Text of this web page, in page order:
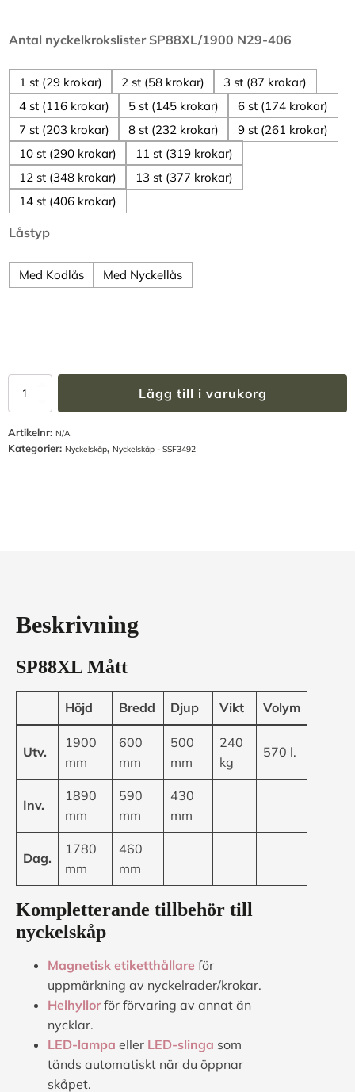
Antal nyckelkrokslister SP88XL/1900 N29-406
1 st (29 krokar) 2 st (58 krokar)
3 st (87 krokar)
4 st (116 krokar)
5 st (145 krokar)
6 st (174 krokar)
7 st (203 krokar)
8 st (232 krokar)
9 st (261 krokar)
10 st (290 krokar)
11 st (319 krokar)
12 st (348 krokar)
13 st (377 krokar)
14 st (406 krokar)
Låstyp
Med Kodlås Med Nyckellås
Nyckelskåp
406
-
Lägg till i varukorg
Artikelnr: N/A
Kategorier: Nyckelskåp, Nyckelskåp - SSF3492
Beskrivning
SP88XL Mått
Höjd Bredd Djup Vikt Volym
Utv.
1900
mm
600
mm
500
mm
240
kg
570 l.
Inv.
1890
mm
590
mm
430
mm
Dag.
1780
mm
460
mm
Kompletterande tillbehör till
nyckelskåp
Magnetisk etiketthållare för
uppmärkning av nyckelrader/krokar.
Helhyllorför förvaring av annat än
nycklar.
LED-lampa eller LED-slinga som
tänds automatiskt när du öppnar
skåpet.